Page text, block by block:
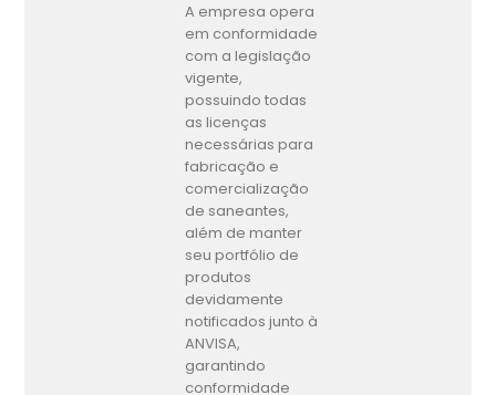
A empresa opera
em conformidade
com a legislação
vigente,
possuindo todas
as licenças
necessárias para
fabricação e
comercialização
de saneantes,
além de manter
seu portfólio de
produtos
devidamente
notificados junto à
ANVISA,
garantindo
conformidade